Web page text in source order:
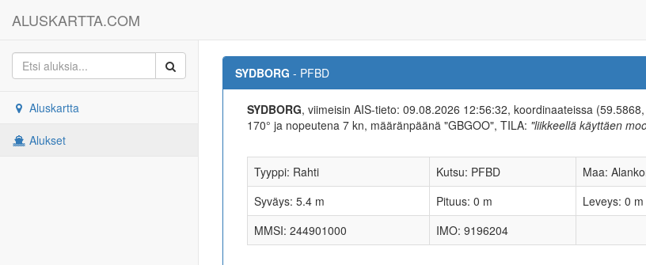
ALUSKARTTA.COM
Aluskartta
Alukset
SYDBORG - PFBD
SYDBORG, viimeisin AIS-tieto: 09.08.2026 12:56:32, koordinaateissa
170° ja nopeutena 7 kn, määränpäänä "GBGOO", TILA: "liikkeellä käyttäen
Tyyppi: Rahti Kutsu: PFBD
Maa:
Syväys: 5.4 m
Pituus: 0 m
Leveys: 0 m
MMSI: 244901000
IMO: 9196204